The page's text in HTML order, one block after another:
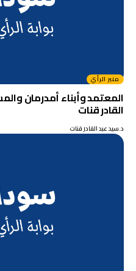
منبر الرأي
المعتمد وأبناء أمدرمان
القادر قنات
د.سيد عبد القادر قنات